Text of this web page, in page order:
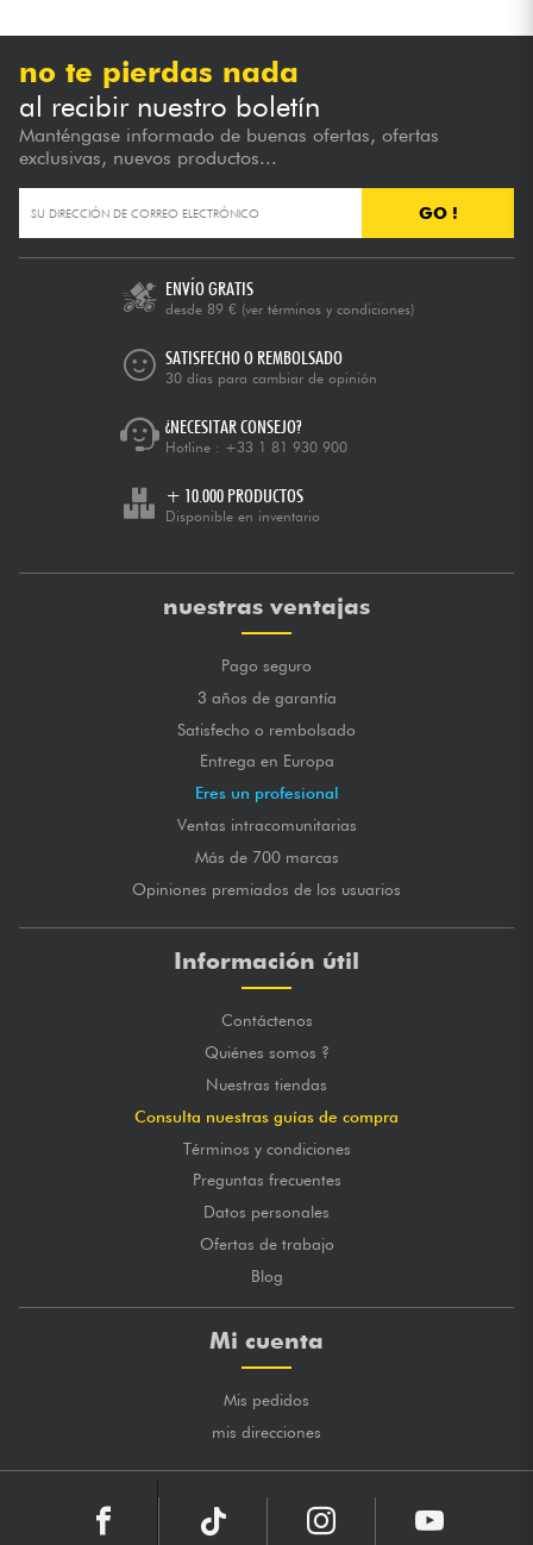
no te pierdas nada
al recibir nuestro boletín
Manténgase informado de buenas ofertas, ofertas
exclusivas, nuevos productos...
GO !
ENVÍO GRATIS
desde 89 € (ver términos y condiciones)
SATISFECHO O REMBOLSADO
30 días para cambiar de opinión
¿NECESITAR CONSEJO?
Hotline : +33 1 81 930 900
+ 10.000 PRODUCTOS
Disponible en inventario
nuestras ventajas
Pago seguro
3 años de garantía
Satisfecho o rembolsado
Entrega en Europa
Eres un profesional
Ventas intracomunitarias
Más de 700 marcas
Opiniones premiados de los usuarios
Información útil
Contáctenos
Quiénes somos ?
Nuestras tiendas
Consulta nuestras guías de compra
Términos y condiciones
Preguntas frecuentes
Datos personales
Ofertas de trabajo
Blog
Mi cuenta
Mis pedidos
mis direcciones